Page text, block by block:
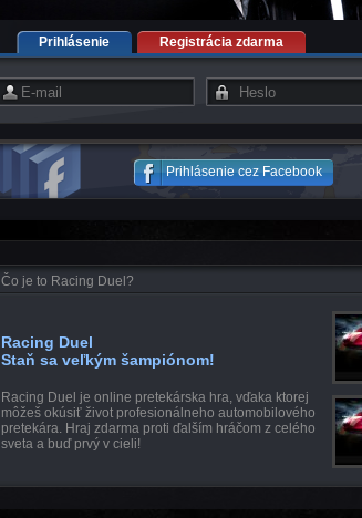
Prihlásenie Registrácia zdarma
Prihlásenie cez Facebook
Čo je to Racing Duel?
Racing Duel
Staň sa veľkým šampiónom!
Racing Duel je online pretekárska hra, vďaka ktorej
môžeš okúsiť život profesionálneho automobilového
pretekára. Hraj zdarma proti ďalším hráčom z celého
sveta a buď prvý v cieli!